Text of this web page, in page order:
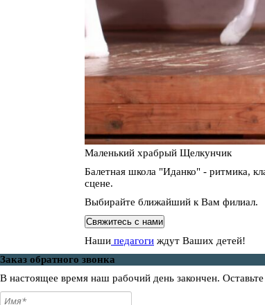
Маленький храбрый Щелкунчик
Балетная школа "Иданко" - ритмика,
сцене.
Выбирайте ближайший к Вам филиал.
Свяжитесь с нами
Наши педагоги ждут Ваших детей!
Заказ обратного звонка
В настоящее время наш рабочий день закончен.